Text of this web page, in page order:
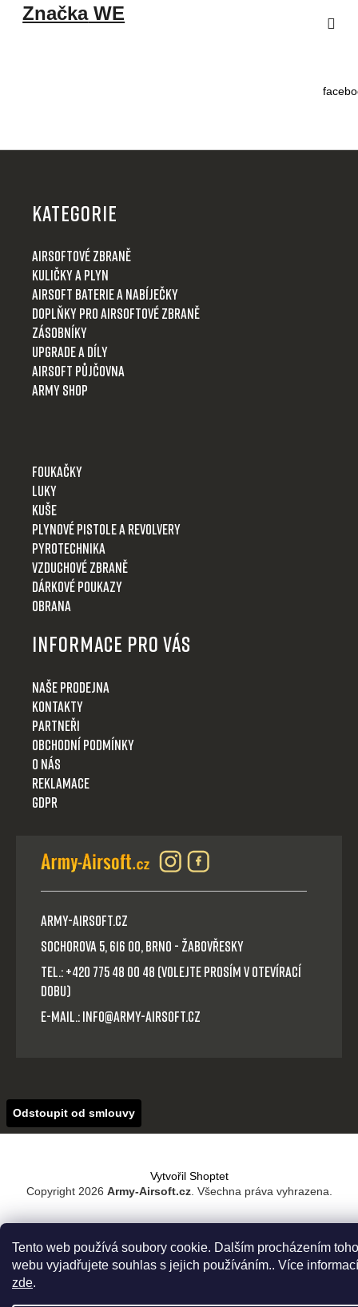
Tento web používá soubory cookie. Dalším procházením
webu vyjadřujete souhlas s jejich používáním.. Více informací
zde.
ZnačkaWE
KATEGORIE
Airsoftové zbraně
Kuličky a plyn
Airsoft baterie a nabíječky
Doplňky pro airsoftové zbraně
Zásobníky
Upgrade a díly
Airsoft půjčovna
Army shop
Foukačky
Luky
Kuše
Plynové pistole a revolvery
Pyrotechnika
Vzduchové zbraně
Dárkové poukazy
Obrana
Informace pro Vás
Naše prodejna
Kontakty
Partneři
Obchodní podmínky
O nás
Reklamace
GDPR
Army-Airsoft.cz
Sochorova 5, 616 00, Brno - Žabovřesky
Tel.: +420 775 48 00 48 (volejte prosím v otevírací
dobu)
E-mail.: info@army-airsoft.cz
Odstoupit od smlouvy
Vytvořil Shoptet
Copyright 2026 Army-Airsoft.cz. Všechna práva vyhrazena.